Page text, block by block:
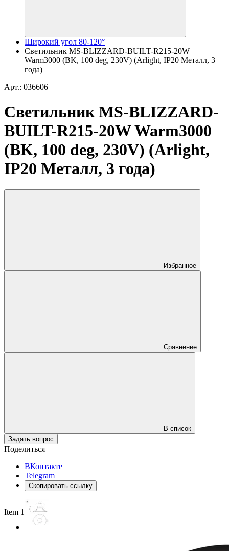
Широкий угол 80-120°
Светильник MS-BLIZZARD-BUILT-R215-20W
Warm3000 (BK, 100 deg, 230V) (Arlight, IP20 Металл, 3
года)
Арт.: 036606
Светильник MS-BLIZZARD-
BUILT-R215-20W Warm3000
(BK, 100 deg, 230V) (Arlight,
IP20 Металл, 3 года)
Избранное
Сравнение
В список
Задать вопрос
Поделиться
ВКонтакте
Telegram
Скопировать ссылку
Item 1 of 3